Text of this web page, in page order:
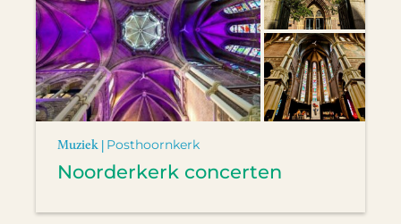
Muziek | Posthoornkerk
Noorderkerk concerten